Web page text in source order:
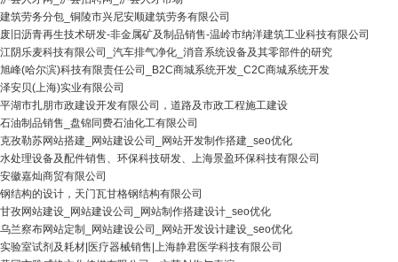
建筑劳务分包_铜陵市兴尼安顺建筑劳务有限公司
废旧沥青再生技术研发-非金属矿及制品销售-温岭市纳洋建筑工业科技有限公司
江阴乐麦科技有限公司_汽车排气净化_消音系统设备及其零部件的研究
旭峰(哈尔滨)科技有限责任公司_B2C商城系统开发_C2C商城系统开发
泽安贝(上海)实业有限公司
平湖市扎朋市政建设开发有限公司，道路及市政工程施工建设
石油制品销售_盘锦同费石油化工有限公司
克孜勒苏网站搭建_网站建设公司_网站开发制作搭建_seo优化
水处理设备及配件销售、环保科技研发、上海景盈环保科技有限公司
安徽嘉灿商贸有限公司
钢结构的设计，天门瓦甘格钢结构有限公司
甘孜网站建设_网站建设公司_网站制作搭建设计_seo优化
乌兰察布网站定制_网站建设公司_网站开发设计建设_seo优化
实验室试剂及耗材|医疗器械销售|上海静君医学科技有限公司